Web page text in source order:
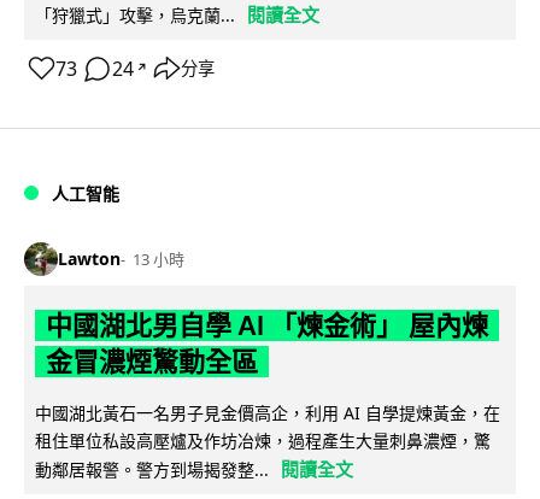
「狩獵式」攻擊，烏克蘭...
閱讀全文
73 24 ↗ 分享
人工智能
Lawton 13 小時
中國湖北男自學 AI 「煉金術」 屋內煉
金冒濃煙驚動全區
中國湖北黃石一名男子見金價高企，利用 AI 自學提煉黃金，在
租住單位私設高壓爐及作坊冶煉，過程產生大量刺鼻濃煙，驚
動鄰居報警。警方到場揭發整...
閱讀全文